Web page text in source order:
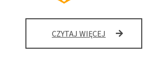
CZYTAJ WIĘCEJ „PROGRAM